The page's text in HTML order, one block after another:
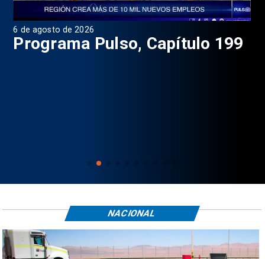
6 de agosto de 2026
Programa Pulso, Capítulo 199
NACIONAL